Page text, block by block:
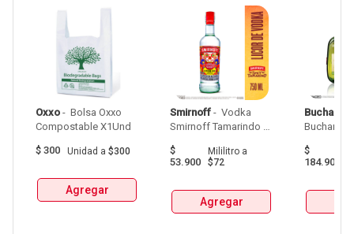
Oxxo - Bolsa Oxxo
$ 300 Unidad a $300
Agregar
Smirnoff - Vodka
Smirnoff Tamarindo
$
53.900
Mililitroa
$72
Agregar
$
184.900